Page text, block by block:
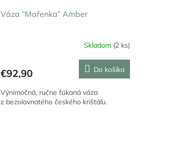
Váza “Mařenka” Amber
Skladom (2 ks)
€92,90 Do košíka
Výnimočná, ručne fúkaná váza
z bezolovnatého českého krištáľu.